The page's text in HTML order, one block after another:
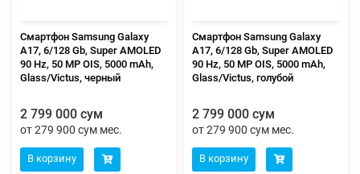
Смартфон Samsung Galaxy
A17, 6/128 Gb, Super AMOLED
90 Hz, 50 MP OIS, 5000 mAh,
Glass/Victus, черный
2 799 000 сум
от 279 900 сум мес.
В корзину
Смартфон Samsung Galaxy
A17, 6/128 Gb, Super AMOLED
90 Hz, 50 MP OIS, 5000 mAh,
Glass/Victus, голубой
2 799 000 сум
от 279 900 сум мес.
В корзину